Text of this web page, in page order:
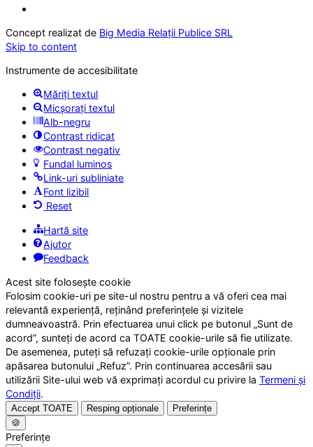
Concept realizat de Big Media Relații Publice SRL
Skip to content
Instrumente de accesibilitate
Măriți textul
Micșorați textul
Alb-negru
Contrast ridicat
Contrast negativ
Fundal luminos
Link-uri subliniate
Font lizibil
Reset
Hartă site
Ajutor
Feedback
Acest site folosește cookie
Folosim cookie-uri pe site-ul nostru pentru a vă oferi cea mai
relevantă experiență, reținând preferințele și vizitele
dumneavoastră. Prin efectuarea unui click pe butonul „Sunt de
acord”, sunteți de acord ca TOATE cookie-urile să fie utilizate.
De asemenea, puteți să refuzați cookie-urile opționale prin
apăsarea butonului „Refuz”. Prin continuarea accesării sau
utilizării Site-ului web vă exprimați acordul cu privire la Termeni și
Condiții.
Accept TOATE Resping opționale
Preferințe
🍪
Preferințe